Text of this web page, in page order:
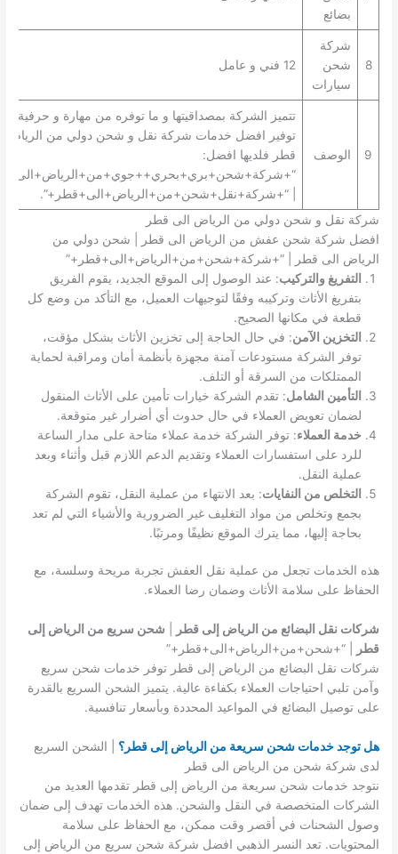
بضائع
8
شركة
شحن
سيارات
12 فني و عامل
9 الوصف
تتميز الشركة بمصداقيتها و ما توفره من مهارة و حرفية
توفير افضل خدمات شركة نقل و شحن دولي من الرياض
قطر فلديها افضل:
| “+شركة+نقل+شحن+من+الرياض+الى+قطر+”.
شركة نقل و شحن دولي من الرياض الى قطر
افضل شركة شحن عفش من الرياض الى قطر | شحن دولي من
الرياض الى قطر | “+شركة+شحن+من+الرياض+الى+قطر+”
التفريغ والتركيب: عند الوصول إلى الموقع الجديد، يقوم الفريق
بتفريغ الأثاث وتركيبه وفقًا لتوجيهات العميل، مع التأكد من وضع كل
قطعة في مكانها الصحيح.
التخزين الآمن: في حال الحاجة إلى تخزين الأثاث بشكل مؤقت،
توفر الشركة مستودعات آمنة مجهزة بأنظمة أمان ومراقبة لحماية
الممتلكات من السرقة أو التلف.
التأمين الشامل: تقدم الشركة خيارات تأمين على الأثاث المنقول
لضمان تعويض العملاء في حال حدوث أي أضرار غير متوقعة.
خدمة العملاء: توفر الشركة خدمة عملاء متاحة على مدار الساعة
للرد على استفسارات العملاء وتقديم الدعم اللازم قبل وأثناء وبعد
عملية النقل.
التخلص من النفايات: بعد الانتهاء من عملية النقل، تقوم الشركة
بجمع وتخلص من مواد التغليف غير الضرورية والأشياء التي لم تعد
بحاجة إليها، مما يترك الموقع نظيفًا ومرتبًا.
هذه الخدمات تجعل من عملية نقل العفش تجربة مريحة وسلسة، مع
الحفاظ على سلامة الأثاث وضمان رضا العملاء.
شركات نقل البضائع من الرياض إلى قطر
شحن سريع من الرياض إلى
قطر
| “+شحن+من+الرياض+الى+قطر+”
شركات نقل البضائع من الرياض إلى قطر توفر خدمات شحن سريع
وآمن تلبي احتياجات العملاء بكفاءة عالية. يتميز الشحن السريع بالقدرة
على توصيل البضائع في المواعيد المحددة وبأسعار تنافسية.
هل توجد خدمات شحن سريعة من الرياض إلى قطر؟ | الشحن السريع
لدى شركة شحن من الرياض الى قطر
نتوجد خدمات شحن سريعة من الرياض إلى قطر تقدمها العديد من
الشركات المتخصصة في النقل والشحن. هذه الخدمات تهدف إلى ضمان
وصول الشحنات في أقصر وقت ممكن، مع الحفاظ على سلامة
المحتويات. تعد النسر الذهبي افضل شركة شحن سريع من الرياض إلى